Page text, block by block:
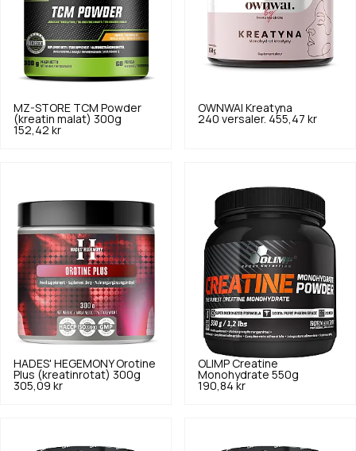
MZ-STORE TCM Powder
(kreatin malat) 300g
152,42 kr
OWNWAI
Kreatyna
240 versaler. 455,47 kr
HADES' HEGEMONY Orotine
Plus (kreatinrotat) 300g
305,09 kr
OLIMP Creatine
Monohydrate 550g
190,84 kr